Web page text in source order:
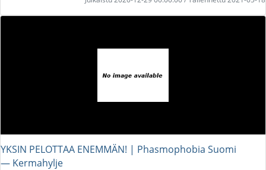
YKSIN PELOTTAA ENEMMÄN! | Phasmophobia Suomi
― Kermahylje